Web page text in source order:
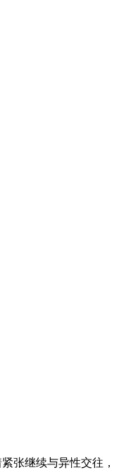
张继续与异性交往，